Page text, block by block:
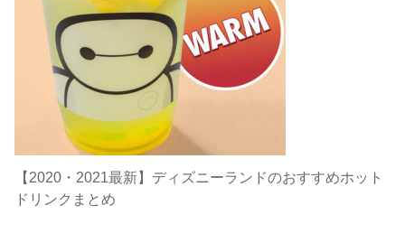
【2020・2021最新】ディズニーランドのおすすめホット
ドリンクまとめ